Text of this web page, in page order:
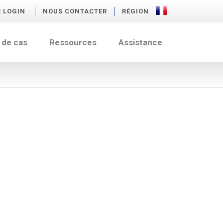
LOGIN NOUS CONTACTER RÉGION
cas Ressources Assistance